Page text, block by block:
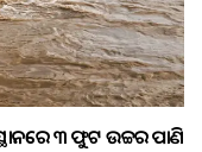
୩ ଫୁଟ ଉଚ୍ଚର ପାଣି